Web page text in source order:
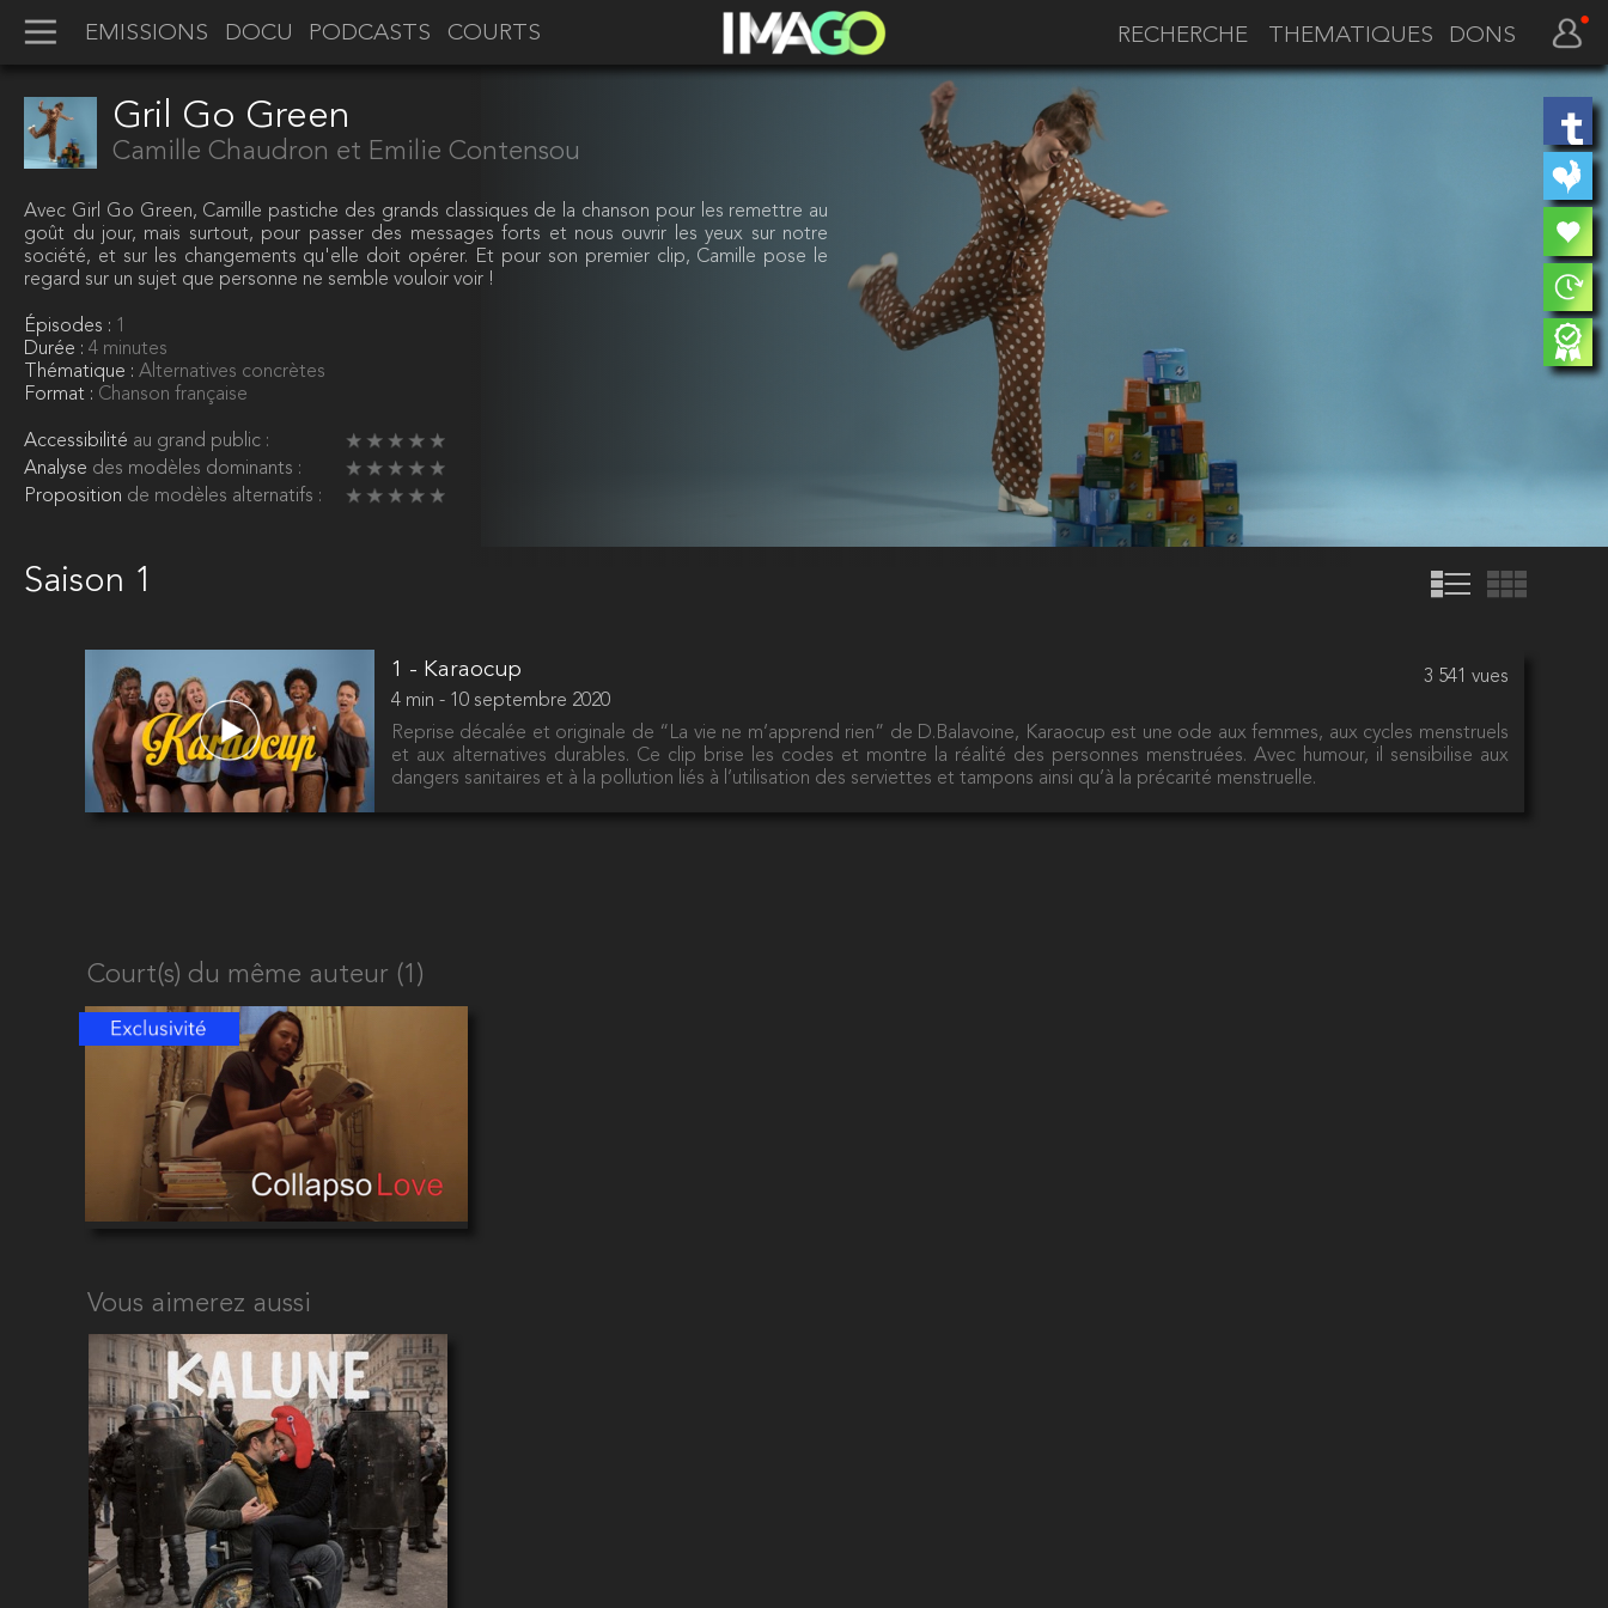
EMISSIONS DOCU PODCASTS COURTS THEMATIQUES DONS
Gril Go Green
Camille Chaudron et Emilie Contensou
Avec Girl Go Green, Camille pastiche des grands classiques de la chanson pour les remettre au
goût du jour, mais surtout, pour passer des messages forts et nous ouvrir les yeux sur notre
société, et sur les changements qu'elle doit opérer. Et pour son premier clip, Camille pose le
regard sur un sujet que personne ne semble vouloir voir !
Épisodes : 1
Durée :4 minutes
Thématique :Alternatives concrètes
Format : Chanson française
Accessibilité au grand public :
Analyse des modèles dominants :
Proposition de modèles alternatifs :
Saison 1
1 - Karaocup
4 min - 10 septembre 2020
Reprise décalée et originale de “La vie ne m’apprend rien” de D.Balavoine, Karaocup est une ode aux femmes, aux cycles menstruels
et aux alternatives durables. Ce clip brise les codes et montre la réalité des personnes menstruées. Avec humour, il sensibilise aux
dangers sanitaires et à la pollution liés à l’utilisation des serviettes et tampons ainsi qu’à la précarité menstruelle.
3 541 vues
Court(s) du même auteur (1)
Vous aimerez aussi